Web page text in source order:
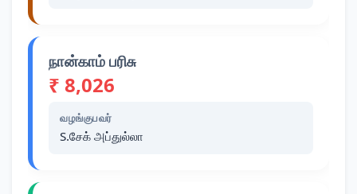
நான்காம் பரிசு
₹ 8,026
வழங்குபவர்
S.சேக் அப்துல்லா